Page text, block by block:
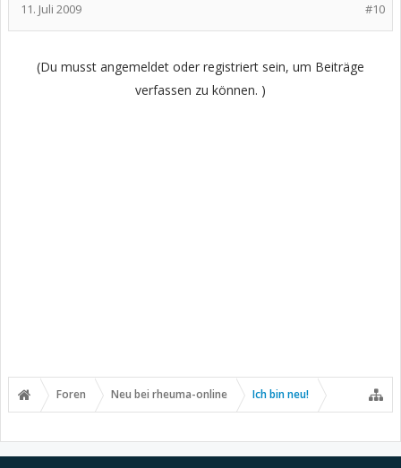
#10
11. Juli 2009
(Du musst angemeldet oder registriert sein, um Beiträge
verfassen zu können. )
Foren Neu bei rheuma-online Ich bin neu!